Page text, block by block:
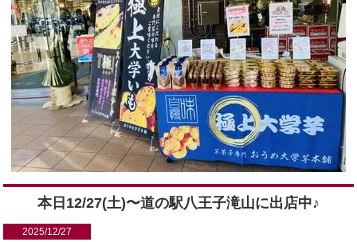
本日12/27(土)〜道の駅八王子滝山に出店中♪
2025/12/27